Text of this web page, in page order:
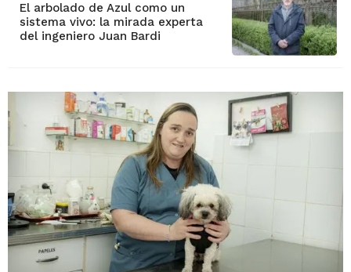
El arbolado de Azul como un
sistema vivo: la mirada experta
del ingeniero Juan Bardi